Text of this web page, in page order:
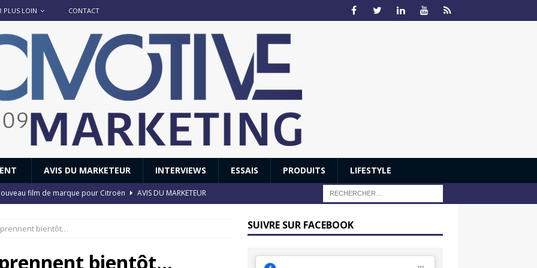
PLUS LOIN CONTACT
AVIS DU MARKETEUR INTERVIEWS ESSAIS PRODUITS LIFESTYLE
film de marque pour Citroën
AVIS DU MARKETEUR
GTi : naissance d’une légende
: Honda dévoile un spot publicitaire… confiné!
bientôt…
bientôt…
SUIVRE SUR FACEBOOK